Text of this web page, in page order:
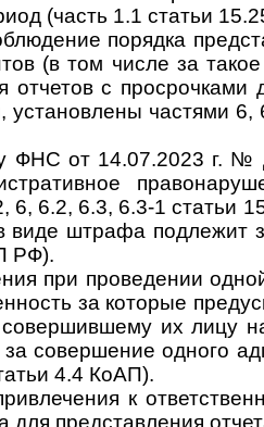
(часть 1.1 ста­тьи
порядка
(в том числе за
отче­тов с
час­тями 6,
ФНС от 14.07.2023 г. №
6, 6.2, 6.3, 6.3-1 ста­тьи
виде штрафа под­ле­жит
РФ).
при проведении
за кото­рые
их лицу
за совер­ше­ние одного
4.4 КоАП).
к
для пред­став­ле­ния